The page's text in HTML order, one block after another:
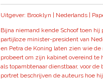
Uitgever: Brooklyn | Nederlands |
Bijna niemand kende Schoof toen
partijloze minister-president van
en Petra de Koning laten zien wie
probeert om zijn kabinet overeind te
als topambtenaar dienstbaar, voor
portret beschrijven de auteurs hoe